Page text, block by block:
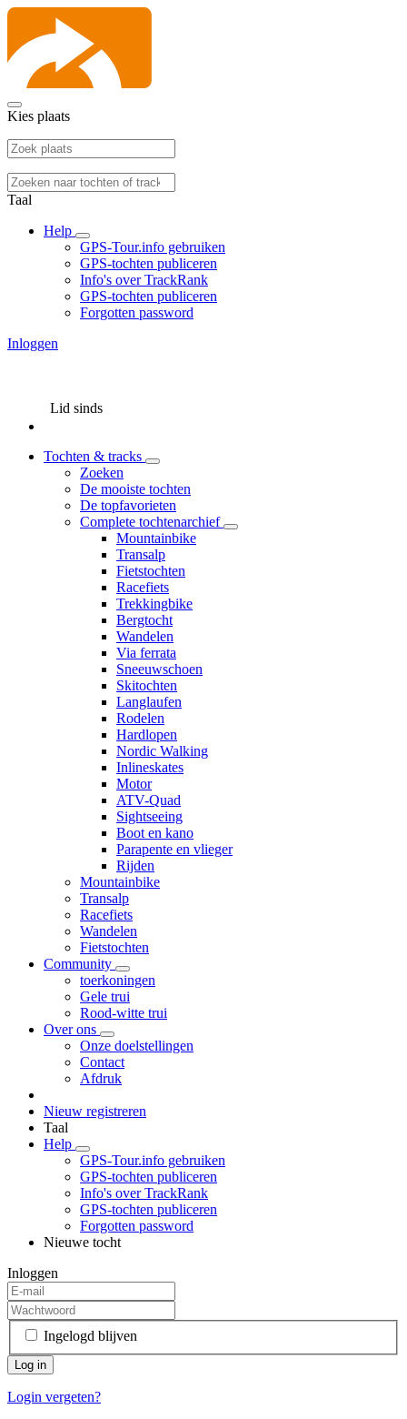
Kies plaats
Taal
Help
GPS-Tour.info gebruiken
GPS-tochten publiceren
Info's over TrackRank
GPS-tochten publiceren
Forgotten password
Inloggen
Lid sinds
Tochten & tracks
Zoeken
De mooiste tochten
De topfavorieten
Complete tochtenarchief
Mountainbike
Transalp
Fietstochten
Racefiets
Trekkingbike
Bergtocht
Wandelen
Via ferrata
Sneeuwschoen
Skitochten
Langlaufen
Rodelen
Hardlopen
Nordic Walking
Inlineskates
Motor
ATV-Quad
Sightseeing
Boot en kano
Parapente en vlieger
Rijden
Mountainbike
Transalp
Racefiets
Wandelen
Fietstochten
Community
toerkoningen
Gele trui
Rood-witte trui
Over ons
Onze doelstellingen
Contact
Afdruk
Nieuw registreren
Taal
Help
GPS-Tour.info gebruiken
GPS-tochten publiceren
Info's over TrackRank
GPS-tochten publiceren
Forgotten password
Nieuwe tocht
Inloggen
Ingelogd blijven
Login vergeten?